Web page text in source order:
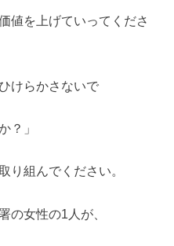
値を上げていってくださ
けらかさないで
？」
り組んでください。
の女性の1人が、